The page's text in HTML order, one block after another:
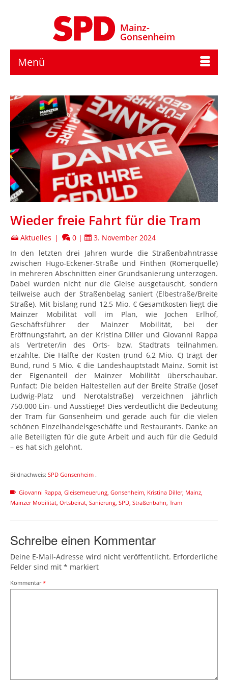
Mainz-
Gonsenheim
Menü
Wieder freie Fahrt für die Tram
Aktuelles | 0 |
3. November 2024
In den letzten drei Jahren wurde die Straßenbahntrasse
zwischen Hugo-Eckener-Straße und Finthen (Römerquelle)
in mehreren Abschnitten einer Grundsanierung unterzogen.
Dabei wurden nicht nur die Gleise ausgetauscht, sondern
teilweise auch der Straßenbelag saniert (Elbestraße/Breite
Straße). Mit bislang rund 12,5 Mio. € Gesamtkosten liegt die
Mainzer Mobilität voll im Plan, wie Jochen Erlhof,
Geschäftsführer der Mainzer Mobilität, bei der
Eröffnungsfahrt, an der Kristina Diller und Giovanni Rappa
als Vertreter/in des Orts- bzw. Stadtrats teilnahmen,
erzählte. Die Hälfte der Kosten (rund 6,2 Mio. €) trägt der
Bund, rund 5 Mio. € die Landeshauptstadt Mainz. Somit ist
der Eigenanteil der Mainzer Mobilität überschaubar.
Funfact: Die beiden Haltestellen auf der Breite Straße (Josef
Ludwig-Platz und Nerotalstraße) verzeichnen jährlich
750.000 Ein- und Ausstiege! Dies verdeutlicht die Bedeutung
der Tram für Gonsenheim und gerade auch für die vielen
schönen Einzelhandelsgeschäfte und Restaurants. Danke an
alle Beteiligten für die gute Arbeit und auch für die Geduld
– es hat sich gelohnt.
Bildnachweis: SPD Gonsenheim .
Giovanni Rappa, Gleiserneuerung, Gonsenheim, Kristina Diller, Mainz,
Mainzer Mobilität, Ortsbeirat, Sanierung, SPD, Straßenbahn, Tram
Schreibe einen Kommentar
Deine E-Mail-Adresse wird nicht veröffentlicht. Erforderliche
Felder sind mit * markiert
Kommentar*